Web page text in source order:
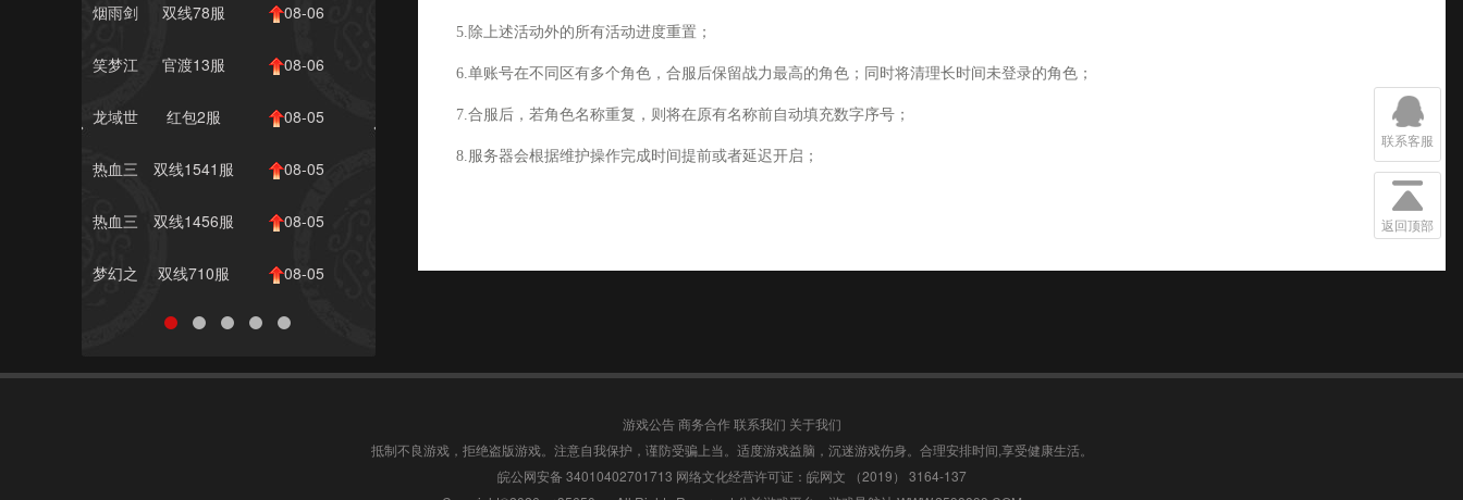
烟雨剑
双线78服
08-06
笑梦江
官渡13服
08-06
龙域世
红包2服
08-05
热血三
双线1541服
08-05
热血三
双线1456服
08-05
梦幻之
双线710服
08-05
11:00
5.除上述活动外的所有活动进度重置；
6.单账号在不同区有多个角色，合服后保留战力最高的角色；同时将清理长时间未登录的角色；
7.合服后，若角色名称重复，则将在原有名称前自动填充数字序号；
8.服务器会根据维护操作完成时间提前或者延迟开启；
游戏公告 商务合作 联系我们 关于我们
抵制不良游戏，拒绝盗版游戏。注意自我保护，谨防受骗上当。适度游戏益脑，沉迷游戏伤身。合理安排时间,享受健康生活。
皖公网安备 34010402701713 网络文化经营许可证：皖网文 （2019） 3164-137
联系客服
返回顶部